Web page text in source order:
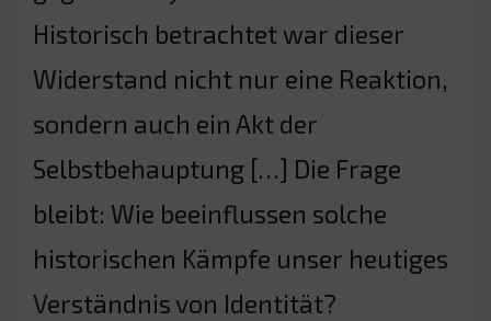
Historisch betrachtet war dieser
Widerstand nicht nur eine Reaktion,
sondern auch ein Akt der
Selbstbehauptung […] Die Frage
bleibt: Wie beeinflussen solche
historischen Kämpfe unser heutiges
Verständnis von Identität?